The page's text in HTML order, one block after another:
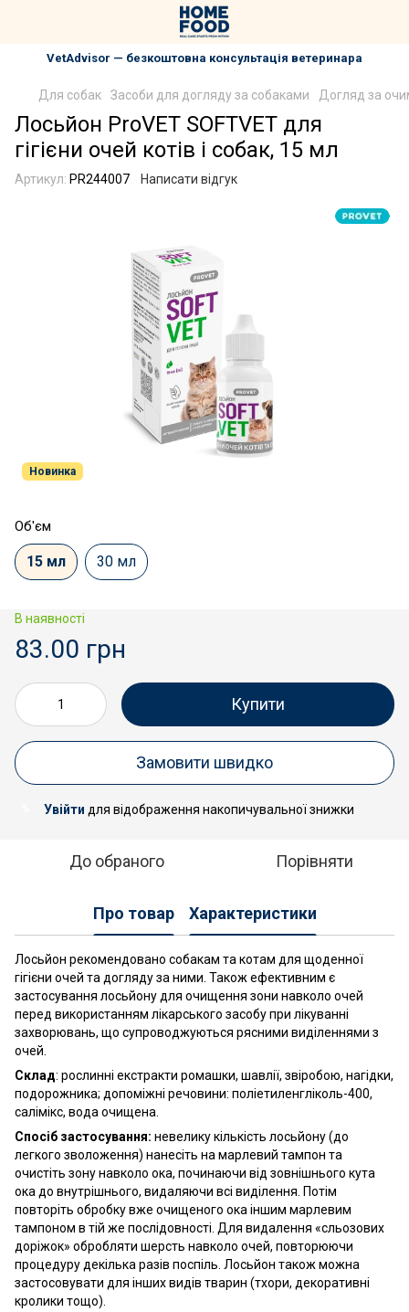
VetAdvisor — безкоштовна консультація ветеринара
Для собак Засоби для догляду за собаками Догляд за
Лосьйон ProVET SOFTVET для
гігієни очей котів і собак, 15 мл
Артикул: PR244007 Написати відгук
Новинка
Об'єм
15 мл 30 мл
В наявності
83.00 грн
Купити
Замовити швидко
Увійти для відображення накопичувальної знижки
До обраного Порівняти
Про товар Характеристики
Лосьйон рекомендовано собакам та котам для щоденної
гігієни очей та догляду за ними. Також ефективним є
застосування лосьйону для очищення зони навколо очей
перед використанням лікарського засобу при лікуванні
захворювань, що супроводжуються рясними виділеннями з
очей.
Склад: рослинні екстракти ромашки, шавлії, звіробою, нагідки,
подорожника; допоміжні речовини: поліетиленгліколь-400,
салімікс, вода очищена.
Спосіб застосування: невелику кількість лосьйону (до
легкого зволоження) нанесіть на марлевий тампон та
очистіть зону навколо ока, починаючи від зовнішнього кута
ока до внутрішнього, видаляючи всі виділення. Потім
повторіть обробку вже очищеного ока іншим марлевим
тампоном в тій же послідовності. Для видалення «сльозових
доріжок» обробляти шерсть навколо очей, повторюючи
процедуру декілька разів поспіль. Лосьйон також можна
застосовувати для інших видів тварин (тхори, декоративні
кролики тощо).